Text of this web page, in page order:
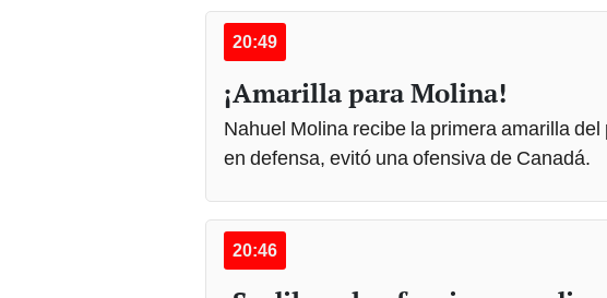
20:49
¡Amarilla para Molina!
Nahuel Molina recibe la primera amarilla
en defensa, evitó una ofensiva de Canadá.
20:46